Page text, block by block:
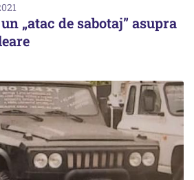
„atac de sabotaj” asupra